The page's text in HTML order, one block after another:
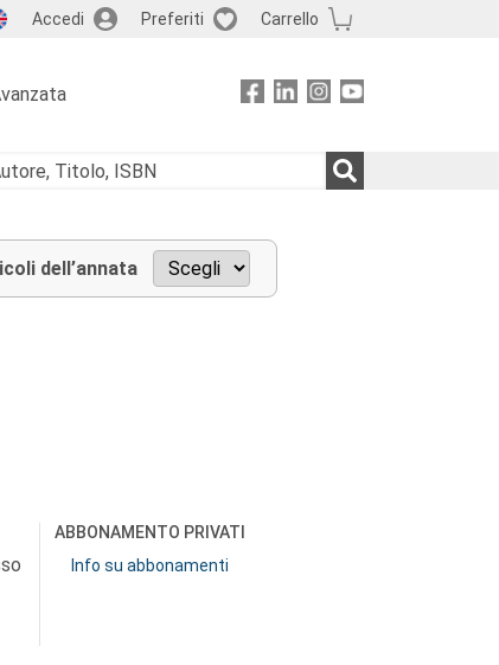
Accedi Preferiti Carrello
dell’annata
ABBONAMENTO PRIVATI
Info su abbonamenti